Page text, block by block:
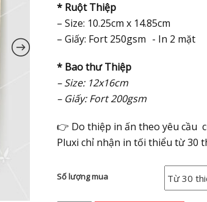
* Ruột Thiệp
– Size: 10.25cm x 14.85cm
– Giấy: Fort 250gsm - In 2 mặt
* Bao thư Thiệp
– Size: 12x16cm
– Giấy: Fort 200gsm
👉 Do thiệp in ấn theo yêu cầu
Pluxi chỉ nhận in tối thiểu từ 30
Số lượng mua